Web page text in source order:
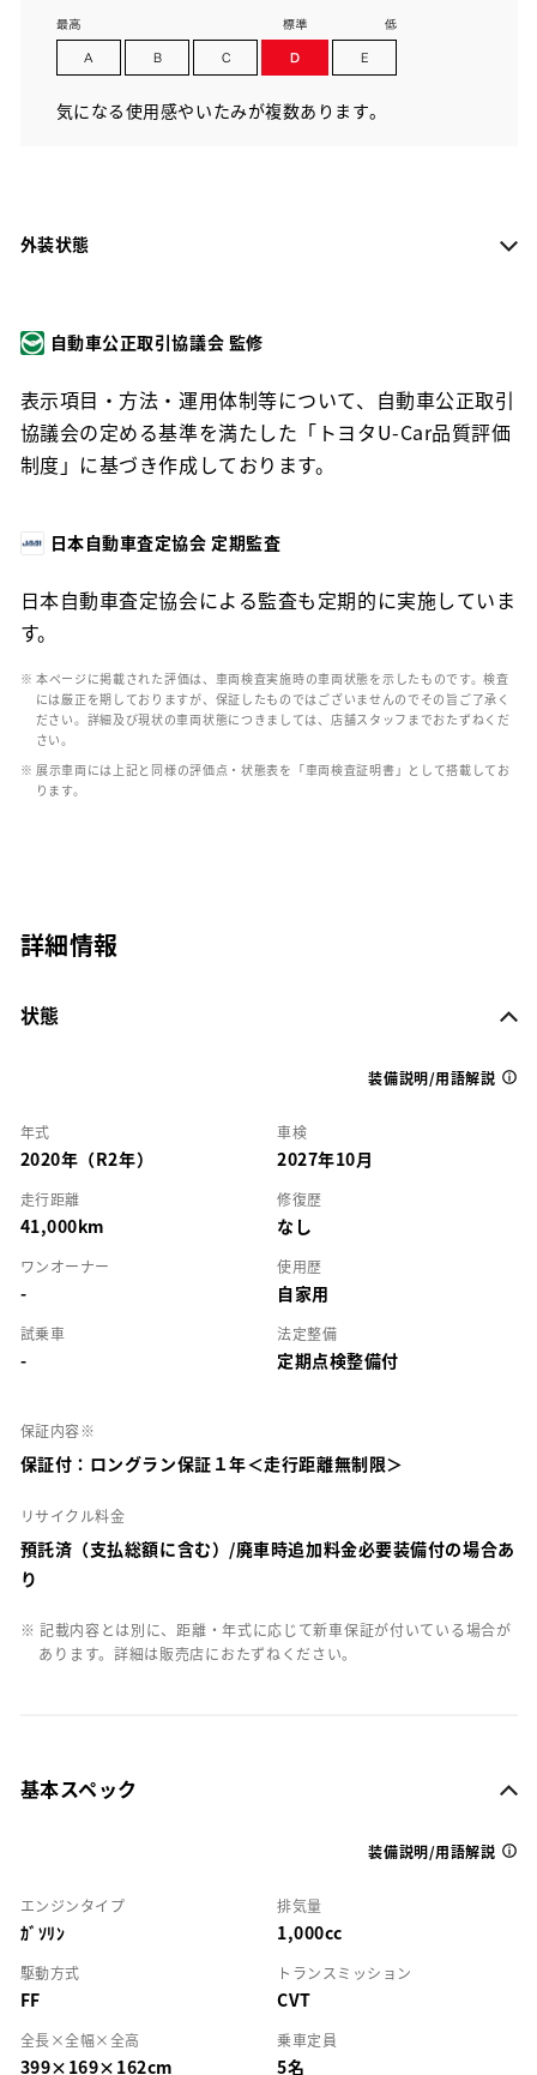
気になる使用感やいたみが複数あります。
外装状態
自動車公正取引協議会 監修
表示項目・方法・運用体制等について、自動車公正取引
協議会の定める基準を満たした「トヨタU-Car品質評価
制度」に基づき作成しております。
日本自動車査定協会 定期監査
日本自動車査定協会による監査も定期的に実施していま
す。
※ 本ページに掲載された評価は、車両検査実施時の車両状態を示したものです。検査
には厳正を期しておりますが、保証したものではございませんのでその旨ご了承く
ださい。詳細及び現状の車両状態につきましては、店舗スタッフまでおたずねくだ
さい。
※ 展示車両には上記と同様の評価点・状態表を「車両検査証明書」として搭載してお
ります。
詳細情報
状態
装備説明/用語解説
年式
2020年（R2年）
車検
2027年10月
走行距離
41,000km
修復歴
なし
ワンオーナー
-
使用歴
自家用
試乗車
-
法定整備
定期点検整備付
保証内容※
保証付：ロングラン保証１年＜走行距離無制限＞
リサイクル料金
預託済（支払総額に含む）/廃車時追加料金必要装備付の場合あ
り
※ 記載内容とは別に、距離・年式に応じて新車保証が付いている場合が
あります。詳細は販売店におたずねください。
基本スペック
装備説明/用語解説
エンジンタイプ
ｶﾞｿﾘﾝ
排気量
1,000cc
駆動方式
FF
トランスミッション
CVT
全長×全幅×全高
399×169×162cm
乗車定員
5名